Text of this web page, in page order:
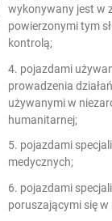
wykonywany jest w
powierzonymi tym
kontrolą;
4. pojazdami
prowadzenia
używanymi w
humanitarnej;
5. pojazdami
medycznych;
6. pojazdami
poruszającymi się